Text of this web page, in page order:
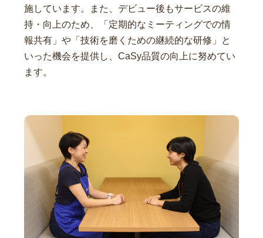
施しています。また、デビュー後もサービスの維
持・向上のため、「定期的なミーティングでの情
報共有」や「技術を磨くための継続的な研修」と
いった機会を提供し、CaSy品質の向上に努めてい
ます。